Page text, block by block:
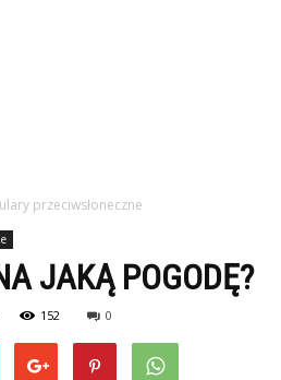
przeciwsłoneczne
JAKĄ POGODĘ?
152 0